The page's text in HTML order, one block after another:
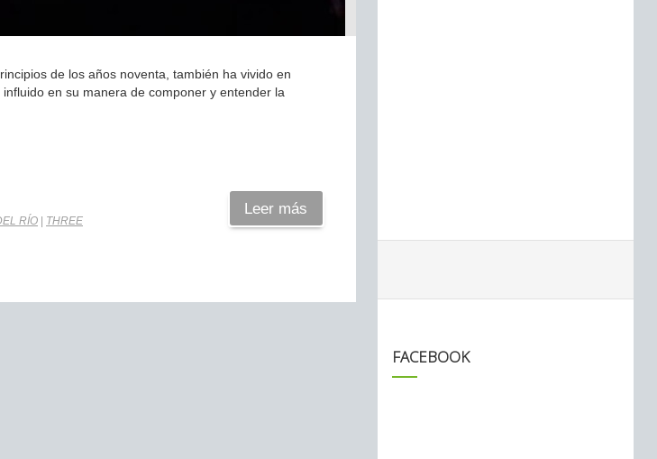
de los años noventa, también ha vivido en
en su manera de componer y entender la
RÍO
THREE
Leer más
FACEBOOK